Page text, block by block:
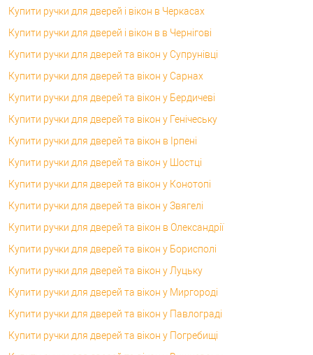
Купити ручки для дверей і вікон в Черкасах
Купити ручки для дверей і вікон в в Чернігові
Купити ручки для дверей та вікон у Супрунівці
Купити ручки для дверей та вікон у Сарнах
Купити ручки для дверей та вікон у Бердичеві
Купити ручки для дверей та вікон у Генічеську
Купити ручки для дверей та вікон в Ірпені
Купити ручки для дверей та вікон у Шостці
Купити ручки для дверей та вікон у Конотопі
Купити ручки для дверей та вікон у Звягелі
Купити ручки для дверей та вікон в Олександрії
Купити ручки для дверей та вікон у Борисполі
Купити ручки для дверей та вікон у Луцьку
Купити ручки для дверей та вікон у Миргороді
Купити ручки для дверей та вікон у Павлограді
Купити ручки для дверей та вікон у Погребищі